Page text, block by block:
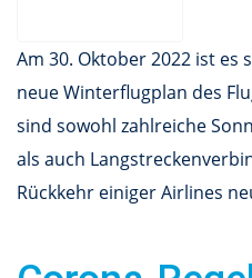
Am 30. Oktober 2022 ist es
neue Winterflugplan des
sind sowohl zahlreiche
als auch
Rückkehr einiger Airlines